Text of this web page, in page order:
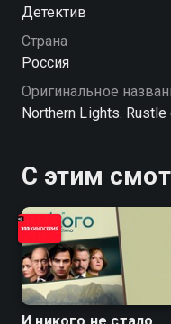
Детектив
Страна
Россия
Оригинальное
Northern Lights.
С этим
И никого не стало